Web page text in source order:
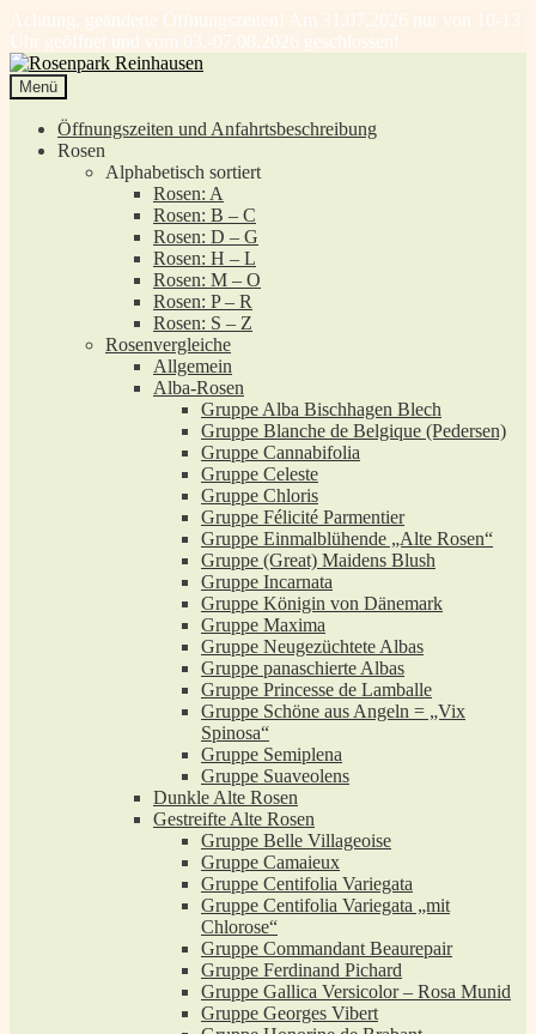
Achtung, geänderte Öffnungszeiten! Am 31.07.2026 nur von 10-13
Uhr geöffnet und vom 03.-07.08.2026 geschlossen!
Zur
Navigation
springen
Zum
Inhalt
springen
Menü
Öffnungszeiten und Anfahrtsbeschreibung
Rosen
Alphabetisch sortiert
Rosen: A
Rosen: B – C
Rosen: D – G
Rosen: H – L
Rosen: M – O
Rosen: P – R
Rosen: S – Z
Rosenvergleiche
Allgemein
Alba-Rosen
Gruppe Alba Bischhagen Blech
Gruppe Blanche de Belgique (Pedersen)
Gruppe Cannabifolia
Gruppe Celeste
Gruppe Chloris
Gruppe Félicité Parmentier
Gruppe Einmalblühende „Alte Rosen“
Gruppe (Great) Maidens Blush
Gruppe Incarnata
Gruppe Königin von Dänemark
Gruppe Maxima
Gruppe Neugezüchtete Albas
Gruppe panaschierte Albas
Gruppe Princesse de Lamballe
Gruppe Schöne aus Angeln = „Vix
Spinosa“
Gruppe Semiplena
Gruppe Suaveolens
Dunkle Alte Rosen
Gestreifte Alte Rosen
Gruppe Belle Villageoise
Gruppe Camaieux
Gruppe Centifolia Variegata
Gruppe Centifolia Variegata „mit
Chlorose“
Gruppe Commandant Beaurepair
Gruppe Ferdinand Pichard
Gruppe Gallica Versicolor – Rosa Munid
Gruppe Georges Vibert